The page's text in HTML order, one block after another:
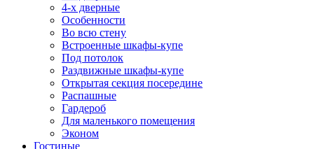
4-х дверные
Особенности
Во всю стену
Встроенные шкафы-купе
Под потолок
Раздвижные шкафы-купе
Открытая секция посередине
Распашные
Гардероб
Для маленького помещения
Эконом
Гостиные